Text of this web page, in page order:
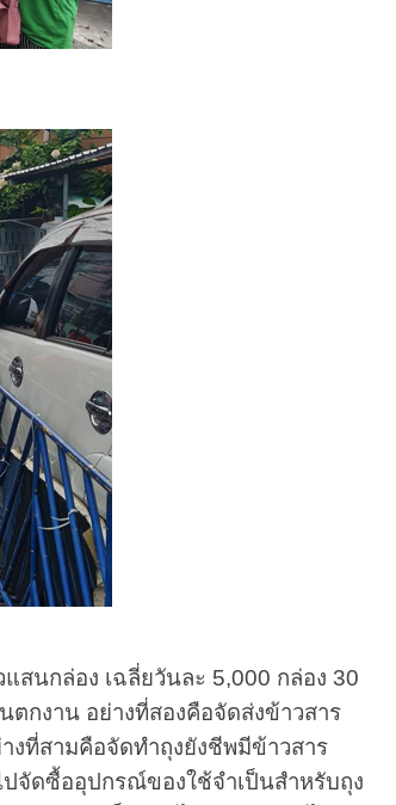
นกล่อง เฉลี่ยวันละ 5,000 กล่อง 30
กงาน อย่างที่สองคือจัดส่งข้าวสาร
งที่สามคือจัดทำถุงยังชีพมีข้าวสาร
จัดซื้ออุปกรณ์ของใช้จำเป็นสำหรับถุง